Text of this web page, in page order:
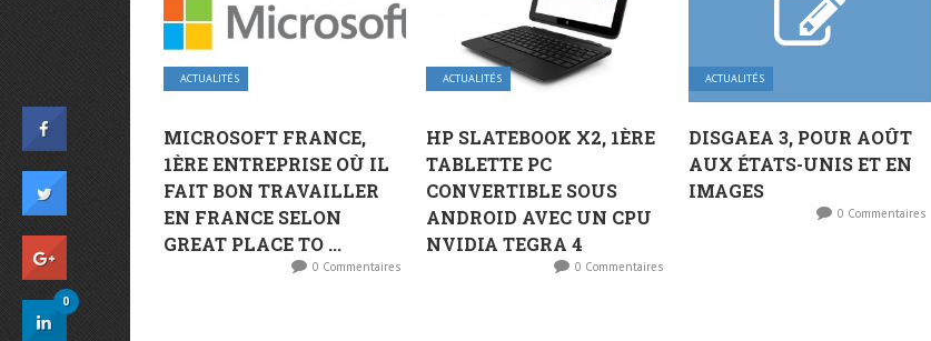
ACTUALITÉS
MICROSOFT FRANCE,
1ÈRE ENTREPRISE OÙ IL
FAIT BON TRAVAILLER
EN FRANCE SELON
GREAT PLACE TO ...
0 Commentaires
ACTUALITÉS
HP SLATEBOOK X2, 1ÈRE
TABLETTE PC
CONVERTIBLE SOUS
ANDROID AVEC UN CPU
NVIDIA TEGRA 4
0 Commentaires
ACTUALITÉS
DISGAEA 3, POUR AOÛT
AUX ÉTATS-UNIS ET EN
IMAGES
0 Commentaires
0